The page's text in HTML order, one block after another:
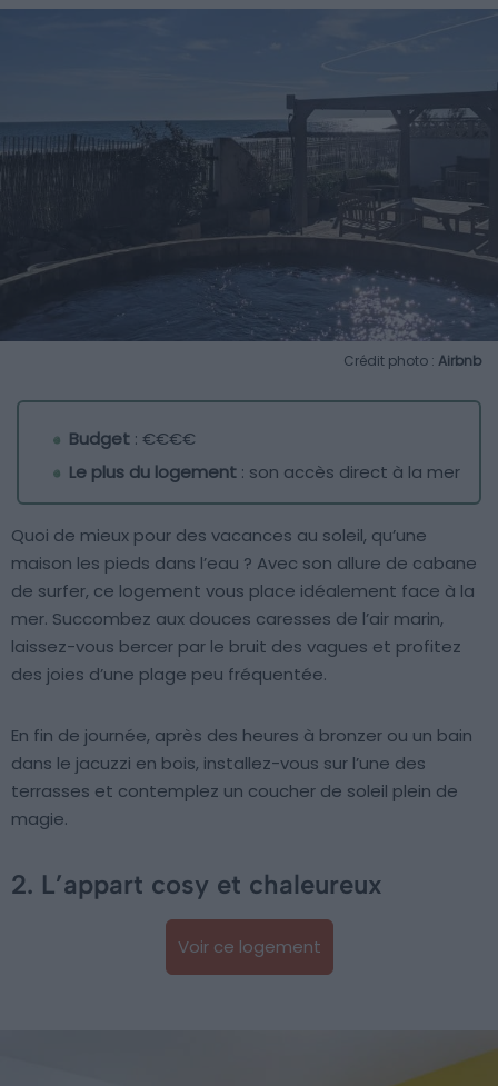
Crédit photo : Airbnb
Budget : €€€€
Le plus du logement : son accès direct à la mer
Quoi de mieux pour des vacances au soleil, qu’une
maison les pieds dans l’eau ? Avec son allure de cabane
de surfer, ce logement vous place idéalement face à la
mer. Succombez aux douces caresses de l’air marin,
laissez-vous bercer par le bruit des vagues et profitez
des joies d’une plage peu fréquentée.
En fin de journée, après des heures à bronzer ou un bain
dans le jacuzzi en bois, installez-vous sur l’une des
terrasses et contemplez un coucher de soleil plein de
magie.
2. L’appart cosy et chaleureux
Voir ce logement